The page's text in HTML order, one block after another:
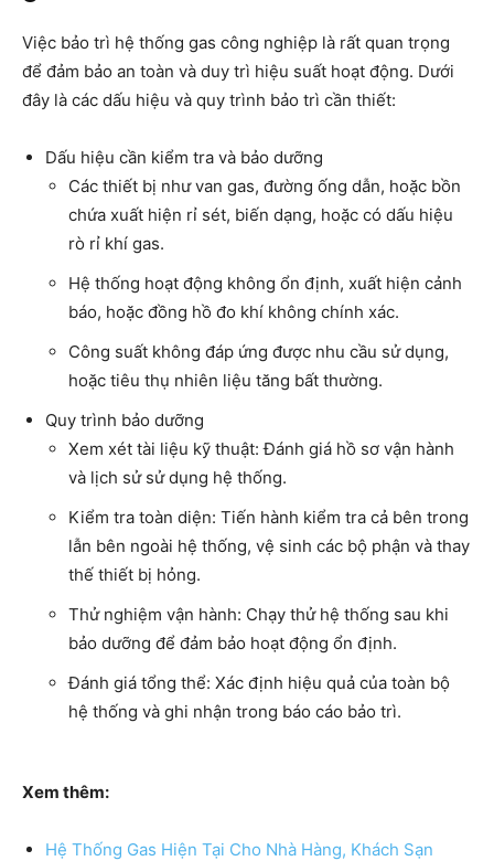
Việc bảo trì hệ thống gas công nghiệp là rất quan trọng
để đảm bảo an toàn và duy trì hiệu suất hoạt động. Dưới
đây là các dấu hiệu và quy trình bảo trì cần thiết:
Dấu hiệu cần kiểm tra và bảo dưỡng
Các thiết bị như van gas, đường ống dẫn, hoặc bồn
chứa xuất hiện rỉ sét, biến dạng, hoặc có dấu hiệu
rò rỉ khí gas.
Hệ thống hoạt động không ổn định, xuất hiện cảnh
báo, hoặc đồng hồ đo khí không chính xác.
Công suất không đáp ứng được nhu cầu sử dụng,
hoặc tiêu thụ nhiên liệu tăng bất thường.
Quy trình bảo dưỡng
Xem xét tài liệu kỹ thuật: Đánh giá hồ sơ vận hành
và lịch sử sử dụng hệ thống.
Kiểm tra toàn diện: Tiến hành kiểm tra cả bên trong
lẫn bên ngoài hệ thống, vệ sinh các bộ phận và thay
thế thiết bị hỏng.
Thử nghiệm vận hành: Chạy thử hệ thống sau khi
bảo dưỡng để đảm bảo hoạt động ổn định.
Đánh giá tổng thể: Xác định hiệu quả của toàn bộ
hệ thống và ghi nhận trong báo cáo bảo trì.
Xem thêm:
Hệ Thống Gas Hiện Tại Cho Nhà Hàng, Khách Sạn